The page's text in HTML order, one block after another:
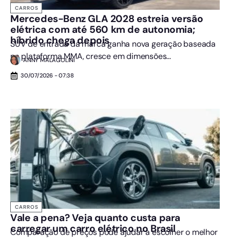
CARROS
Mercedes-Benz GLA 2028 estreia versão
elétrica com até 560 km de autonomia;
híbrido chega depois
SUV de entrada da marca ganha nova geração baseada
na plataforma MMA, cresce em dimensões...
ANNY MALAGOLINI
30/07/2026 - 07:38
CARROS
Vale a pena? Veja quanto custa para
carregar um carro elétrico no Brasil
Comparação de preços pode ajudar a escolher o melhor